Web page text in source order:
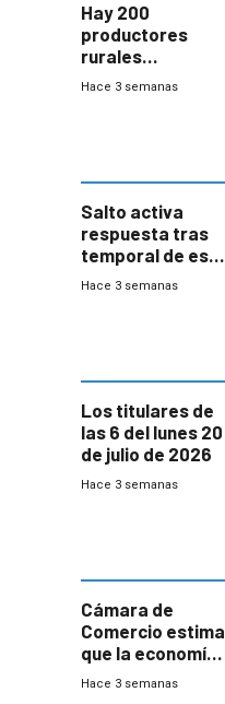
Hay 200
productores
rurales
afectados tras
Hace 3 semanas
Salto activa
respuesta tras
temporal de este
sábado con
Hace 3 semanas
Los titulares de
las 6 del lunes 20
de julio de 2026
Hace 3 semanas
Cámara de
Comercio estima
que la economía
crecerá 1,6%
Hace 3 semanas